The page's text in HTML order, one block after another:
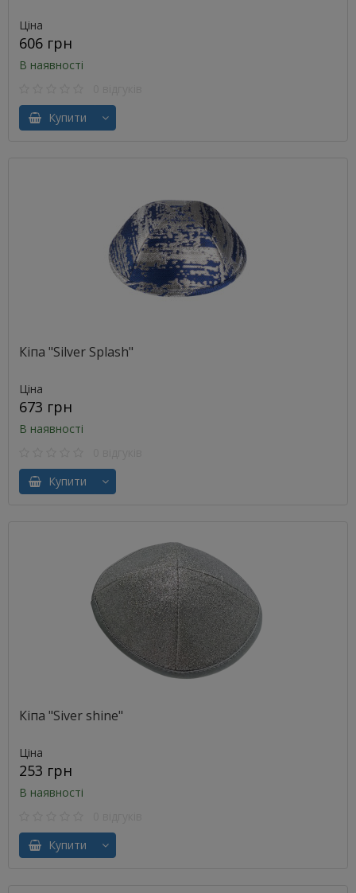
Ціна
606 грн
В наявності
Купити
Кіпа "Silver Splash"
Ціна
673 грн
В наявності
Купити
Кіпа "Siver shine"
Ціна
253 грн
В наявності
Купити